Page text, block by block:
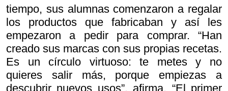
tiempo, sus alumnas comenzaron a regalar
los productos que fabricaban y así les
empezaron a pedir para comprar. “Han
creado sus marcas con sus propias recetas.
Es un círculo virtuoso: te metes y no
quieres salir más, porque empiezas a
descubrir nuevos usos”, afirma. “El primer